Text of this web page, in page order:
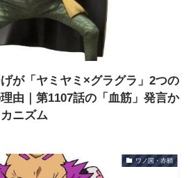
げが「ヤミヤミ×グラグラ」2つの
由｜第1107話の「血筋」発言か
ニズム
ワノ国・赤鞘